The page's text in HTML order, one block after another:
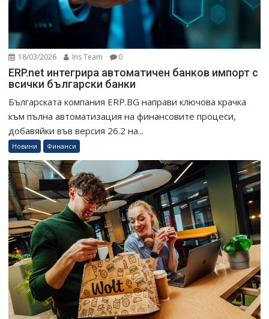
18/03/2026 Ins Team 0
ERP.net интегрира автоматичен банков импорт с
всички български банки
Българската компания ERP.BG направи ключова крачка
към пълна автоматизация на финансовите процеси,
добавяйки във версия 26.2 на...
Новини Финанси